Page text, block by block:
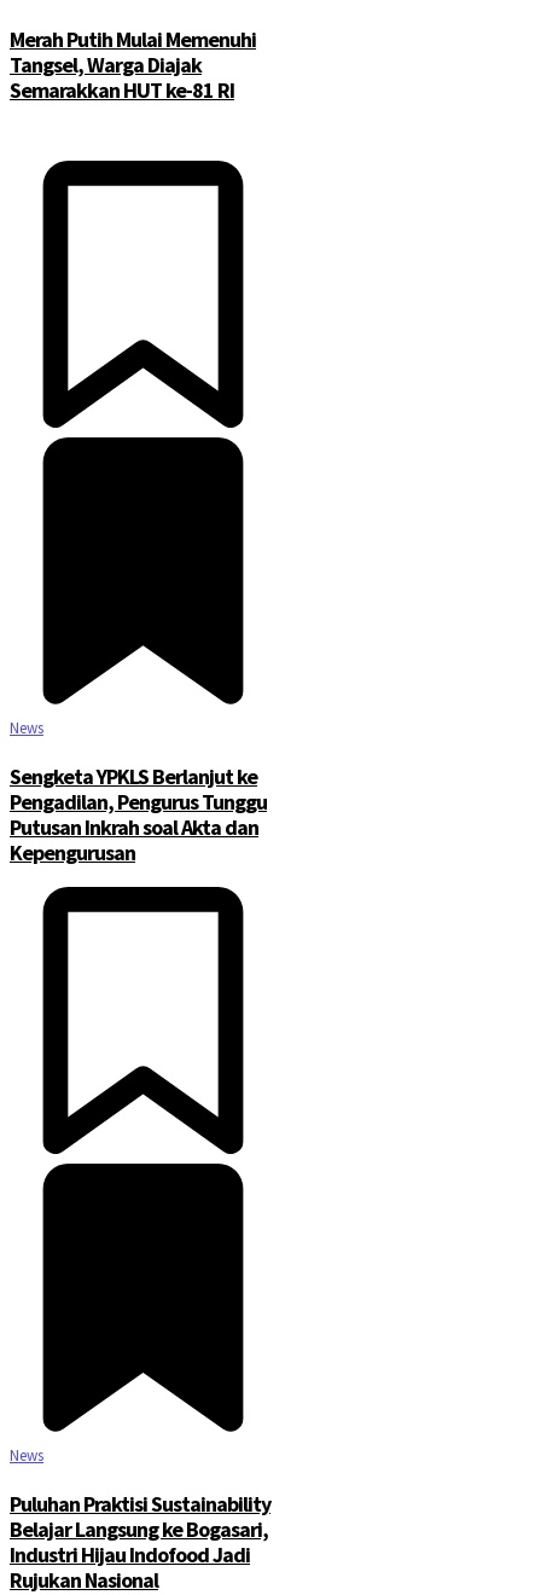
Merah Putih Mulai Memenuhi
Tangsel, Warga Diajak
Semarakkan HUT ke-81 RI
News
Sengketa YPKLS Berlanjut ke
Pengadilan, Pengurus Tunggu
Putusan Inkrah soal Akta dan
Kepengurusan
News
Puluhan Praktisi Sustainability
Belajar Langsung ke Bogasari,
Industri Hijau Indofood Jadi
Rujukan Nasional